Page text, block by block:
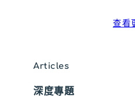
查看
Articles
深度專題